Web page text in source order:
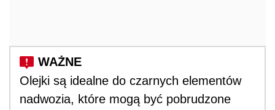
Olejki są idealne do czarnych elementów
nadwozia, które mogą być pobrudzone